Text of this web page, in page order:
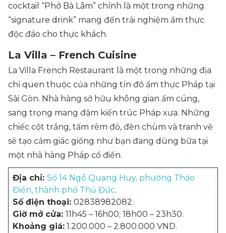
cocktail “Phở Bà Lâm” chính là một trong những
“signature drink” mang đến trải nghiệm ẩm thực
độc đáo cho thực khách.
La Villa – French Cuisine
La Villa French Restaurant là một trong những địa
chỉ quen thuộc của những tín đồ ẩm thực Pháp tại
Sài Gòn. Nhà hàng sở hữu không gian ấm cúng,
sang trọng mang đậm kiến trúc Pháp xưa. Những
chiếc cột trắng, tấm rèm đỏ, đèn chùm và tranh vẽ
sẽ tạo cảm giác giống như bạn đang dùng bữa tại
một nhà hàng Pháp cổ điển.
Địa chỉ: Số 14 Ngô Quang Huy, phường Thảo
Điền, thành phố Thủ Đức.
Số điện thoại: 02838982082.
Giờ mở cửa: 11h45 – 16h00; 18h00 – 23h30.
Khoảng giá: 1.200.000 – 2.800.000 VND.